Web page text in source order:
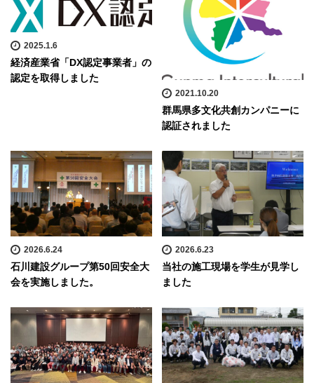
2025.1.6
経済産業省「DX認定事業者」の
認定を取得しました
2021.10.20
群馬県多文化共創カンパニーに
認証されました
2026.6.24
石川建設グループ第50回安全大
会を実施しました。
2026.6.23
当社の施工現場を学生が見学し
ました